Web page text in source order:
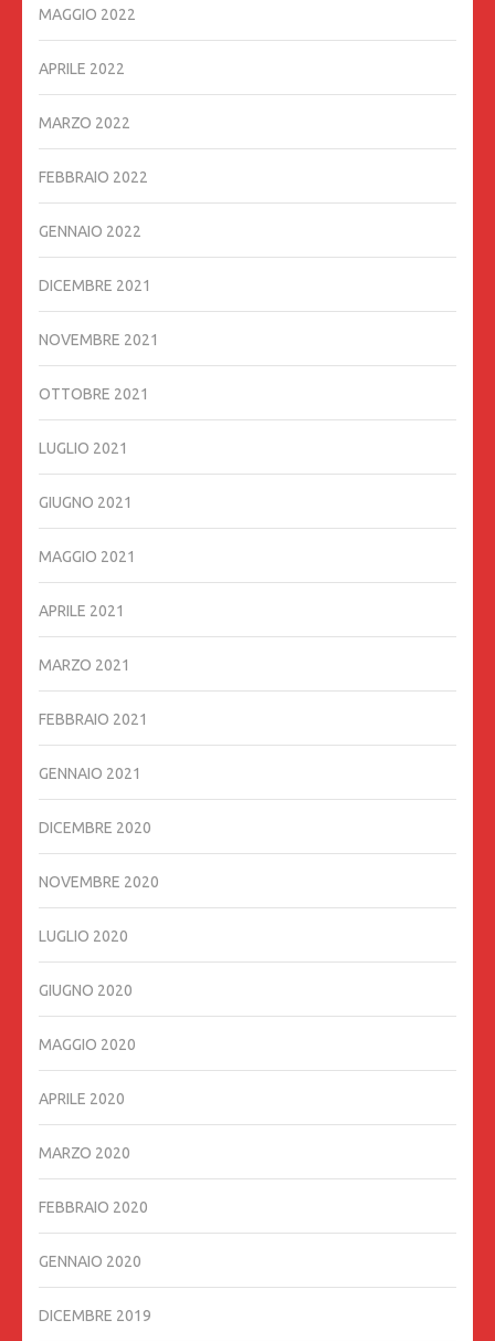
MAGGIO 2022
APRILE 2022
MARZO 2022
FEBBRAIO 2022
GENNAIO 2022
DICEMBRE 2021
NOVEMBRE 2021
OTTOBRE 2021
LUGLIO 2021
GIUGNO 2021
MAGGIO 2021
APRILE 2021
MARZO 2021
FEBBRAIO 2021
GENNAIO 2021
DICEMBRE 2020
NOVEMBRE 2020
LUGLIO 2020
GIUGNO 2020
MAGGIO 2020
APRILE 2020
MARZO 2020
FEBBRAIO 2020
GENNAIO 2020
DICEMBRE 2019